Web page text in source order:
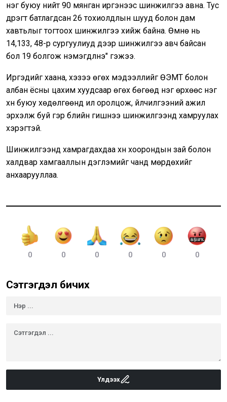
нэг буюу нийт 90 мянган иргэнээс шинжилгээ авна. Тус
дүүрэгт батлагдсан 26 тохиолдлын шууд болон дам
хавтьлыг тогтоох шинжилгээ хийж байна. Өмнө нь
14,133, 48-р сургуулиуд дээр шинжилгээ авч байсан
бол 19 болгож нэмэгдүүлнэ" гэжээ.
Иргэдийг хаана, хэзээ өгөх мэдээллийг ӨЭМТ болон
албан ёсны цахим хуудсаар өгөх бөгөөд нэг өрхөөс нэг
хүн буюу хөдөлгөөнд илүү оролцож, үйлчилгээний ажил
эрхэлж буй гэр бүлийн гишүүнээ шинжилгээнд хамруулах
хэрэгтэй.
Шинжилгээнд хамрагдахдаа хүн хоорондын зай болон
халдвар хамгааллын дэглэмийг чанд мөрдөхийг
анхаарууллаа.
0 0 0 0 0 0
Сэтгэгдэл бичих
Үлдээх